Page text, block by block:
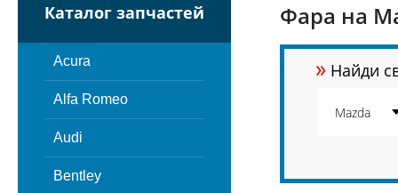
Каталог запчастей
Acura
Alfa Romeo
Audi
Bentley
Фара на
» Найди